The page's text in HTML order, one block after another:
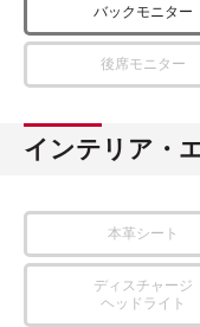
バックモニター
後席モニター
インテリア・
本革シート
ディスチャージ
ヘッドライト